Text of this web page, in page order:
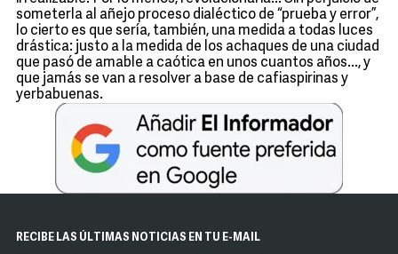
someterla al añejo proceso dialéctico de “prueba y error”,
lo cierto es que sería, también, una medida a todas luces
drástica: justo a la medida de los achaques de una ciudad
que pasó de amable a caótica en unos cuantos años..., y
que jamás se van a resolver a base de cafiaspirinas y
yerbabuenas.
RECIBE LAS ÚLTIMAS NOTICIAS EN TU E-MAIL